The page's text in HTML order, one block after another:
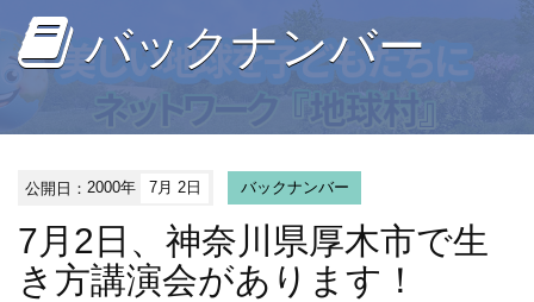
バックナンバー
公開日：2000年 7月 2日 バックナンバー
7月2日、神奈川県厚木市で生
き方講演会があります！